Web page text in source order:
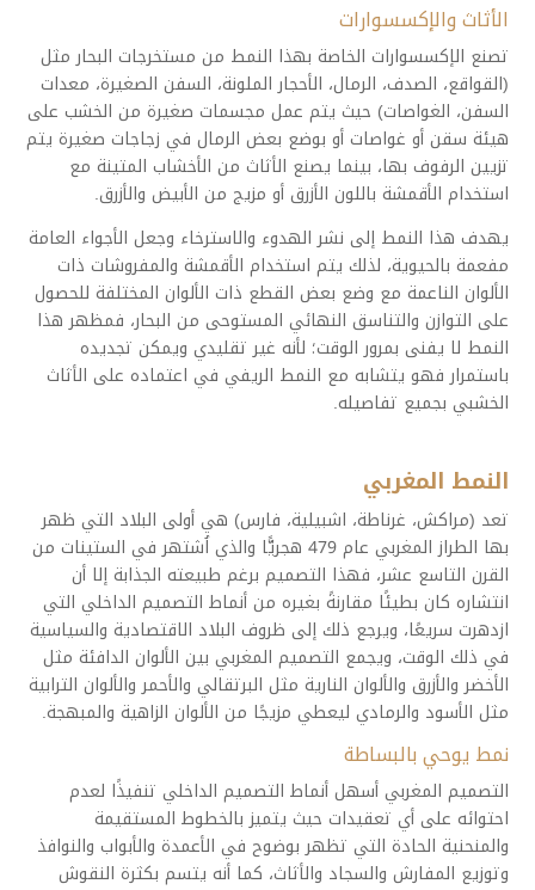
الأثاث والإكسسوارات
تصنع الإكسسوارات الخاصة بهذا النمط من مستخرجات البحار مثل
(القواقع، الصدف، الرمال، الأحجار الملونة، السفن الصغيرة، معدات
السفن، الغواصات) حيث يتم عمل مجسمات صغيرة من الخشب على
هيئة سقن أو غواصات أو بوضع بعض الرمال في زجاجات صغيرة يتم
تزيين الرفوف بها، بينما يصنع الأثاث من الأخشاب المتينة مع
استخدام الأقمشة باللون الأزرق أو مزيج من الأبيض والأزرق.
يهدف هذا النمط إلى نشر الهدوء والاسترخاء وجعل الأجواء العامة
مفعمة بالحيوية، لذلك يتم استخدام الأقمشة والمفروشات ذات
الألوان الناعمة مع وضع بعض القطع ذات الألوان المختلفة للحصول
على التوازن والتناسق النهائي المستوحى من البحار، فمظهر هذا
النمط لا يفنى بمرور الوقت؛ لأنه غير تقليدي ويمكن تجديده
باستمرار فهو يتشابه مع النمط الريفي في اعتماده على الأثاث
الخشبي بجميع تفاصيله.
النمط المغربي
تعد (مراكش، غرناطة، اشبيلية، فارس) هي أولى البلاد التي ظهر
بها الطراز المغربي عام 479 هجريًّا والذي اُشتهر في الستينات من
القرن التاسع عشر، فهذا التصميم برغم طبيعته الجذابة إلا أن
انتشاره كان بطيئًا مقارنةً بغيره من أنماط التصميم الداخلي التي
ازدهرت سريعًا، ويرجع ذلك إلى ظروف البلاد الاقتصادية والسياسية
في ذلك الوقت، ويجمع التصميم المغربي بين الألوان الدافئة مثل
الأخضر والأزرق والألوان النارية مثل البرتقالي والأحمر والألوان الترابية
مثل الأسود والرمادي ليعطي مزيجًا من الألوان الزاهية والمبهجة.
نمط يوحي بالبساطة
التصميم المغربي أسهل أنماط التصميم الداخلي تنفيذًا لعدم
احتوائه على أي تعقيدات حيث يتميز بالخطوط المستقيمة
والمنحنية الحادة التي تظهر بوضوح في الأعمدة والأبواب والنوافذ
وتوزيع المفارش والسجاد والأثاث، كما أنه يتسم بكثرة النقوش